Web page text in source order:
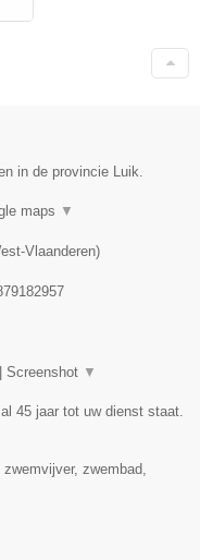
in de provincie Luik.
maps ▼
Vlaanderen)
Screenshot ▼
45 jaar tot uw dienst staat.
zwembad,